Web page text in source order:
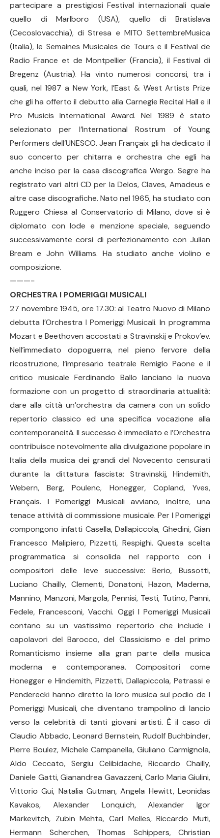
partecipare a prestigiosi Festival internazionali quale
quello di Marlboro (USA), quello di Bratislava
(Cecoslovacchia), di Stresa e MITO SettembreMusica
(Italia), le Semaines Musicales de Tours e il Festival de
Radio France et de Montpellier (Francia), il Festival di
Bregenz (Austria). Ha vinto numerosi concorsi, tra i
quali, nel 1987 a New York, l’East & West Artists Prize
che gli ha offerto il debutto alla Carnegie Recital Hall e il
Pro Musicis International Award. Nel 1989 è stato
selezionato per l’International Rostrum of Young
Performers dell’UNESCO. Jean Françaix gli ha dedicato il
suo concerto per chitarra e orchestra che egli ha
anche inciso per la casa discografica Wergo. Segre ha
registrato vari altri CD per la Delos, Claves, Amadeus e
altre case discografiche. Nato nel 1965, ha studiato con
Ruggero Chiesa al Conservatorio di Milano, dove si è
diplomato con lode e menzione speciale, seguendo
successivamente corsi di perfezionamento con Julian
Bream e John Williams. Ha studiato anche violino e
composizione.
———-
ORCHESTRA I POMERIGGI MUSICALI
27 novembre 1945, ore 17.30: al Teatro Nuovo di Milano
debutta l’Orchestra I Pomeriggi Musicali. In programma
Mozart e Beethoven accostati a Stravinskij e Prokov’ev.
Nell’immediato dopoguerra, nel pieno fervore della
ricostruzione, l’impresario teatrale Remigio Paone e il
critico musicale Ferdinando Ballo lanciano la nuova
formazione con un progetto di straordinaria attualità:
dare alla città un’orchestra da camera con un solido
repertorio classico ed una specifica vocazione alla
contemporaneità. Il successo è immediato e l’Orchestra
contribuisce notevolmente alla divulgazione popolare in
Italia della musica dei grandi del Novecento censurati
durante la dittatura fascista: Stravinskij, Hindemith,
Webern, Berg, Poulenc, Honegger, Copland, Yves,
Français. I Pomeriggi Musicali avviano, inoltre, una
tenace attività di commissione musicale. Per I Pomeriggi
compongono infatti Casella, Dallapiccola, Ghedini, Gian
Francesco Malipiero, Pizzetti, Respighi. Questa scelta
programmatica si consolida nel rapporto con i
compositori delle leve successive: Berio, Bussotti,
Luciano Chailly, Clementi, Donatoni, Hazon, Maderna,
Mannino, Manzoni, Margola, Pennisi, Testi, Tutino, Panni,
Fedele, Francesconi, Vacchi. Oggi I Pomeriggi Musicali
contano su un vastissimo repertorio che include i
capolavori del Barocco, del Classicismo e del primo
Romanticismo insieme alla gran parte della musica
moderna e contemporanea. Compositori come
Honegger e Hindemith, Pizzetti, Dallapiccola, Petrassi e
Penderecki hanno diretto la loro musica sul podio de I
Pomeriggi Musicali, che diventano trampolino di lancio
verso la celebrità di tanti giovani artisti. È il caso di
Claudio Abbado, Leonard Bernstein, Rudolf Buchbinder,
Pierre Boulez, Michele Campanella, Giuliano Carmignola,
Aldo Ceccato, Sergiu Celibidache, Riccardo Chailly,
Daniele Gatti, Gianandrea Gavazzeni, Carlo Maria Giulini,
Vittorio Gui, Natalia Gutman, Angela Hewitt, Leonidas
Kavakos, Alexander Lonquich, Alexander Igor
Markevitch, Zubin Mehta, Carl Melles, Riccardo Muti,
Hermann Scherchen, Thomas Schippers, Christian